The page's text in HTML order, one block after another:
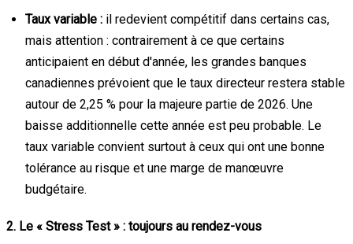
Taux variable : il redevient compétitif dans certains cas,
mais attention : contrairement à ce que certains
anticipaient en début d'année, les grandes banques
canadiennes prévoient que le taux directeur restera stable
autour de 2,25 % pour la majeure partie de 2026. Une
baisse additionnelle cette année est peu probable. Le
taux variable convient surtout à ceux qui ont une bonne
tolérance au risque et une marge de manœuvre
budgétaire.
2. Le « Stress Test » : toujours au rendez-vous